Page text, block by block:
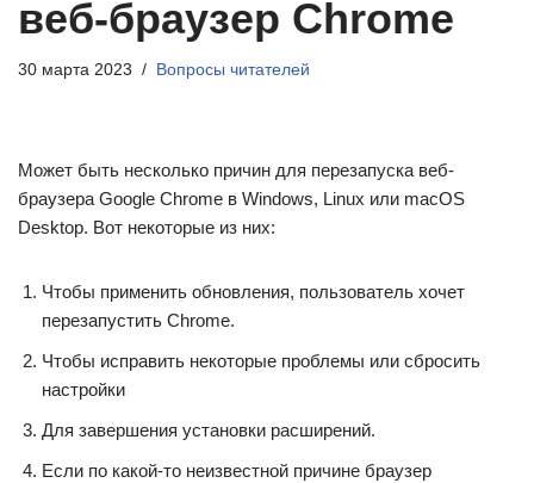
веб-браузер Chrome
30 марта 2023 Вопросы читателей
Может быть несколько причин для перезапуска веб-
браузера Google Chrome в Windows, Linux или macOS
Desktop. Вот некоторые из них:
Чтобы применить обновления, пользователь хочет
перезапустить Chrome.
Чтобы исправить некоторые проблемы или сбросить
настройки
Для завершения установки расширений.
Если по какой-то неизвестной причине браузер